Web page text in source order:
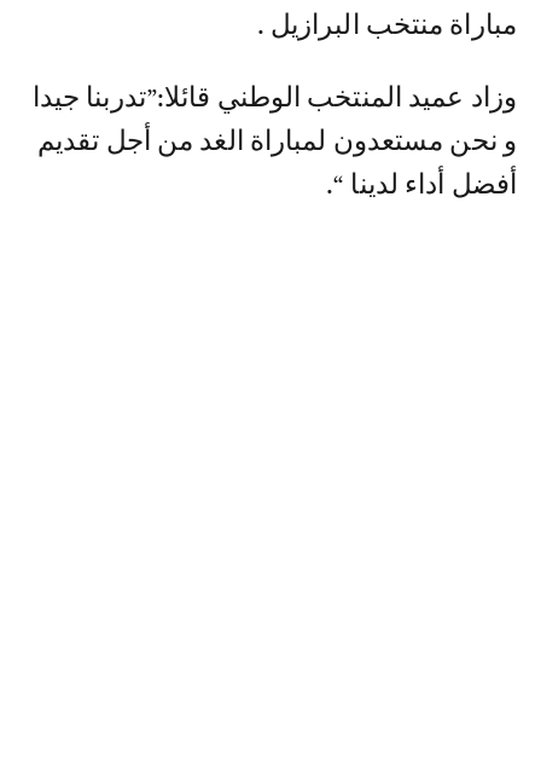
مباراة منتخب البرازيل .
وزاد عميد المنتخب الوطني قائلا:”تدربنا جيدا
و نحن مستعدون لمباراة الغد من أجل تقديم
أفضل أداء لدينا “.